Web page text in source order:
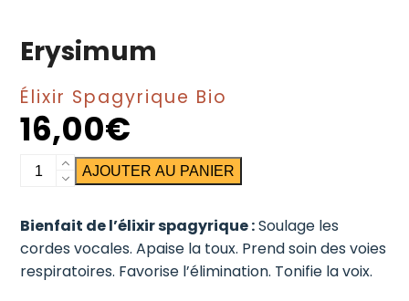
Erysimum
Élixir Spagyrique Bio
16,00€
quantitéAJOUTER AU PANIER
Bienfait de l’élixir spagyrique :Soulage les
cordes vocales. Apaise la toux. Prend soin des voies
respiratoires. Favorise l’élimination. Tonifie la voix.